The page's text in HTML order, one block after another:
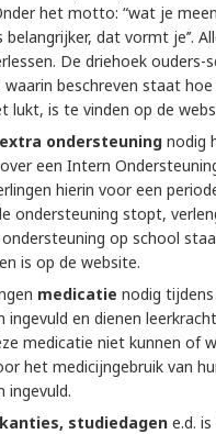
het motto: “wat je
dat vormt je’’.
De driehoek
beschreven staat
lukt, is te vinden op de
extra ondersteuning nodig
een Intern
hierin voor een
ondersteuning stopt,
op school
is op de website.
medicatie nodig
en dienen
medicatie niet kunnen of
het medicijngebruik van
ingevuld.
studiedagen e.d.